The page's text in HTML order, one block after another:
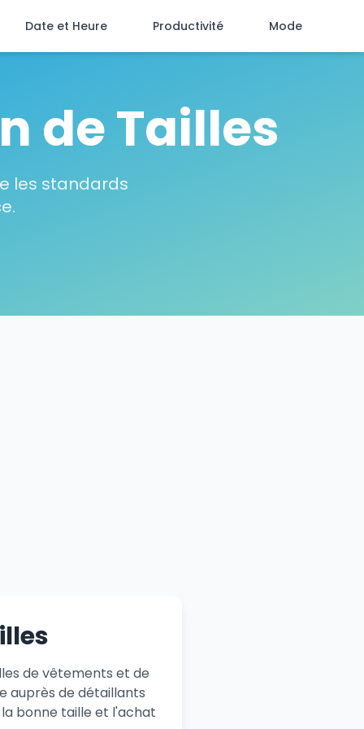
Date et Heure Productivité Mode
de Tailles
les standards
de vêtements et de
auprès de détaillants
bonne taille et l'achat